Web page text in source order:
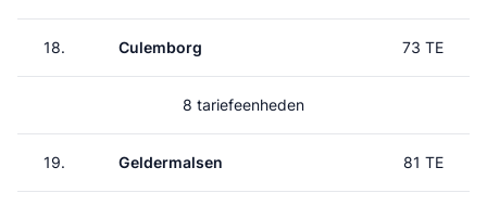
18. Culemborg 73 TE
8 tariefeenheden
19. Geldermalsen 81 TE